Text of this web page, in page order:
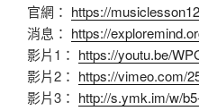
官網： https://
消息： https://
影片1： https://youtu.be/
影片2： https://vimeo.com/
影片3： http://s.ymk.im/w/